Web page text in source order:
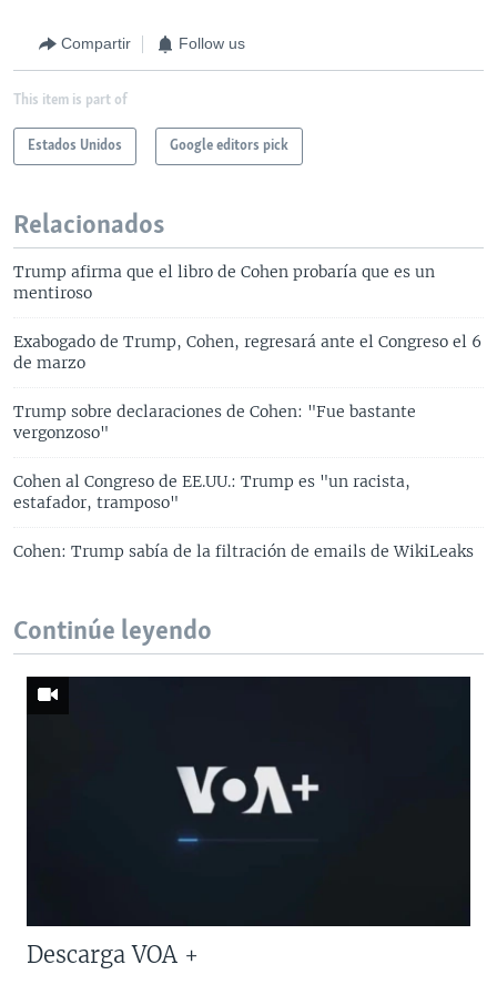
Compartir Follow us
This item is part of
Estados Unidos Google editors pick
Relacionados
Trump afirma que el libro de Cohen probaría que es un
mentiroso
Exabogado de Trump, Cohen, regresará ante el Congreso el 6
de marzo
Trump sobre declaraciones de Cohen: "Fue bastante
vergonzoso"
Cohen al Congreso de EE.UU.: Trump es "un racista,
estafador, tramposo"
Cohen: Trump sabía de la filtración de emails de WikiLeaks
Continúe leyendo
Descarga VOA +